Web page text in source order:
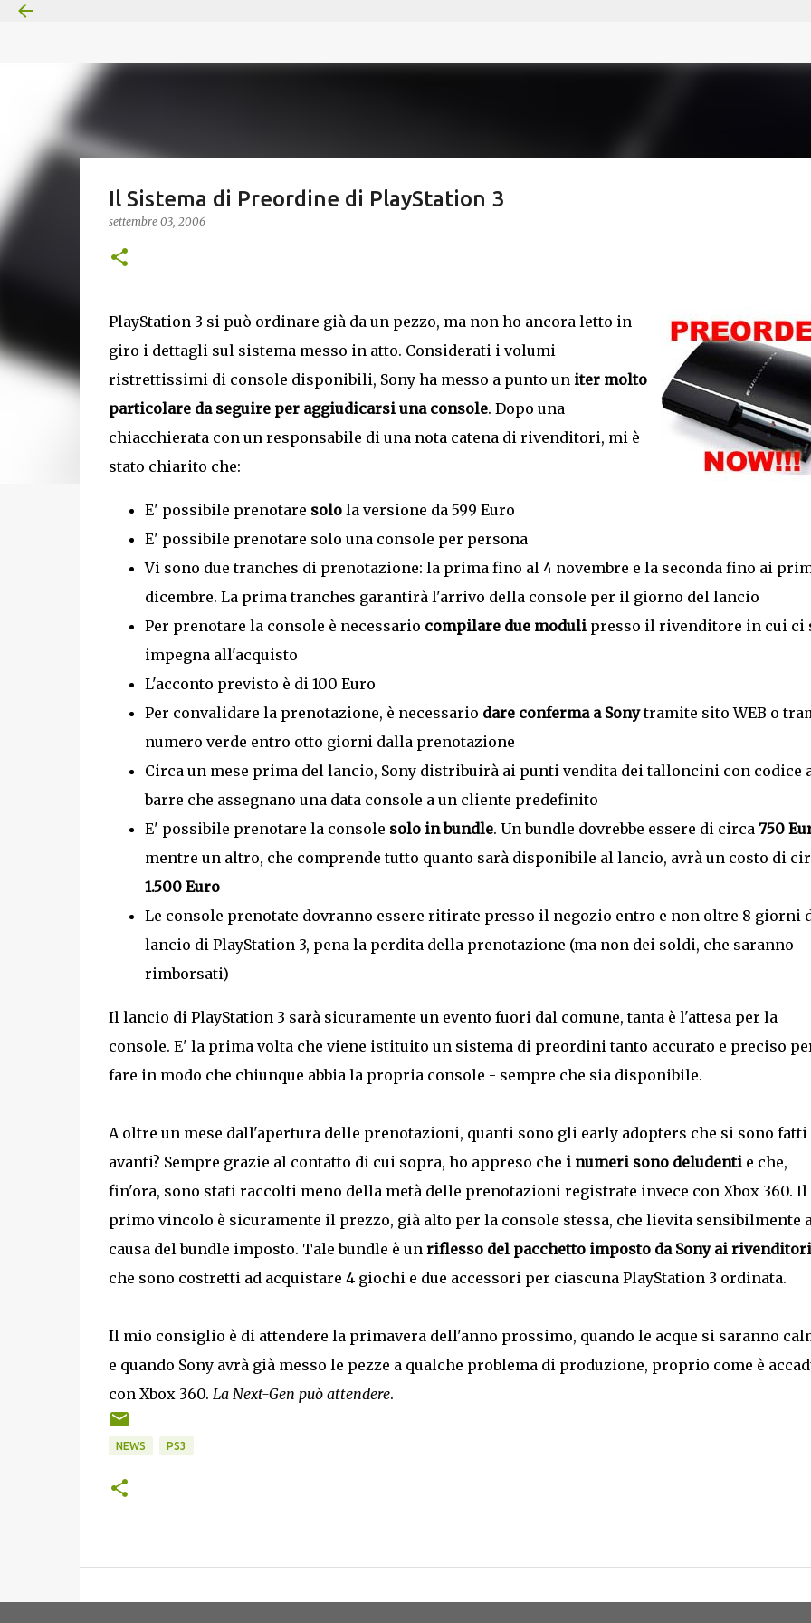
Il Sistema di Preordine di PlayStation 3
settembre 03, 2006
PlayStation 3 si può ordinare già da un pezzo, ma non ho ancora letto in
giro i dettagli sul sistema messo in atto. Considerati i volumi
ristrettissimi di console disponibili, Sony ha messo a punto un iter molto
particolare da seguire per aggiudicarsi una console. Dopo una
chiacchierata con un responsabile di una nota catena di rivenditori, mi è
stato chiarito che:
E' possibile prenotare solo la versione da 599 Euro
E' possibile prenotare solo una console per persona
Vi sono due tranches di prenotazione: la prima fino al 4 novembre e la seconda fino ai
dicembre. La prima tranches garantirà l'arrivo della console per il giorno del lancio
Per prenotare la console è necessario compilare due modulipresso il rivenditore in cui ci
impegna all'acquisto
L'acconto previsto è di 100 Euro
Per convalidare la prenotazione, è necessario dare conferma a Sonytramite sito WEB o
numero verde entro otto giorni dalla prenotazione
Circa un mese prima del lancio, Sony distribuirà ai punti vendita dei talloncini con codice
barre che assegnano una data console a un cliente predefinito
E' possibile prenotare la console solo in bundle. Un bundle dovrebbe essere di circa 750
mentre un altro, che comprende tutto quanto sarà disponibile al lancio, avrà un costo di
1.500 Euro
Le console prenotate dovranno essere ritirate presso il negozio entro e non oltre 8 giorni
lancio di PlayStation 3, pena la perdita della prenotazione (ma non dei soldi, che saranno
rimborsati)
Il lancio di PlayStation 3 sarà sicuramente un evento fuori dal comune, tanta è l'attesa per la
console. E' la prima volta che viene istituito un sistema di preordini tanto accurato e preciso
fare in modo che chiunque abbia la propria console - sempre che sia disponibile.
A oltre un mese dall'apertura delle prenotazioni, quanti sono gli early adopters che si sono fatti
avanti? Sempre grazie al contatto di cui sopra, ho appreso che i numeri sono deludentie che,
fin'ora, sono stati raccolti meno della metà delle prenotazioni registrate invece con Xbox 360. Il
primo vincolo è sicuramente il prezzo, già alto per la console stessa, che lievita sensibilmente
causa del bundle imposto. Tale bundle è un riflesso del pacchetto imposto da Sony ai rivenditori
che sono costretti ad acquistare 4 giochi e due accessori per ciascuna PlayStation 3 ordinata.
Il mio consiglio è di attendere la primavera dell'anno prossimo, quando le acque si saranno
e quando Sony avrà già messo le pezze a qualche problema di produzione, proprio come è
con Xbox 360. La Next-Gen può attendere.
NEWS PS3